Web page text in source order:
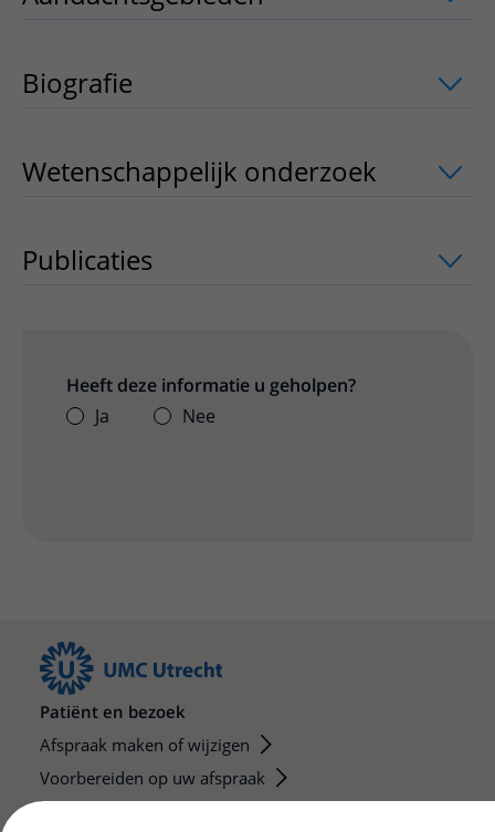
Biografie
Wetenschappelijk onderzoek
Publicaties uitklapper, klik om te
Heeft deze informatie u geholpen?
Ja
Nee
Patiënt en bezoek
Afspraak maken of wijzigen
Voorbereiden op uw afspraak